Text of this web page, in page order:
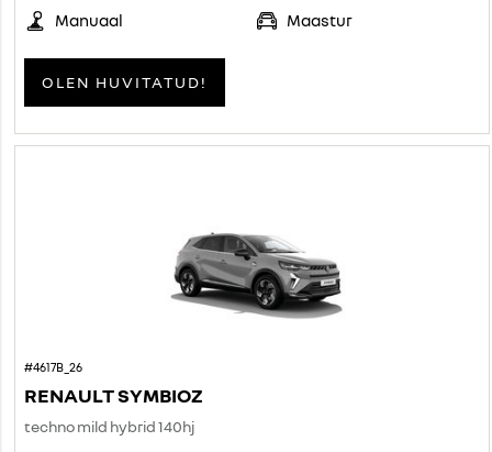
Manuaal
Maastur
OLEN HUVITATUD!
#4617B_26
RENAULT SYMBIOZ
techno mild hybrid 140hj